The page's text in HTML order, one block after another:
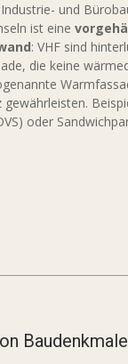
und
ist eine
: VHF sind
die keine
oder